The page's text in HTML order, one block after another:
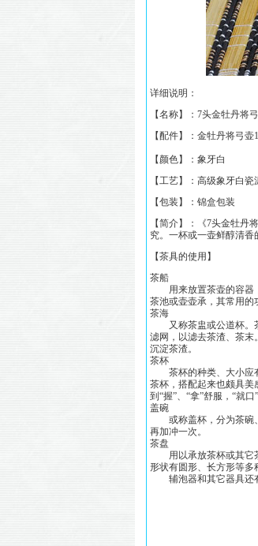
详细说明：
【名称】： 7头金牡丹将
【配件】：金牡丹将弓
【颜色】：象牙白
【工艺】：高级象牙白瓷
【包装】：锦盒包装
【简介】：《7头金牡丹
究。一杯或一壶鲜醇清香
【茶具的使用】
茶船
用来放置茶壶的容器，
茶池或壶壶承，其常用的
茶海
又称茶盅或公道杯。茶
滤网，以滤去茶渣、茶末
沉淀茶渣。
茶杯
茶杯的种类、大小应有
茶杯，搭配起来也颇具
到“握”、“拿”舒服，“就口
盖碗
或称盖杯，分为茶碗、
再加冲一次。
茶盘
用以承放茶杯或其它茶
形状有圆形、长方形等多
辅泡器和其它器具还有